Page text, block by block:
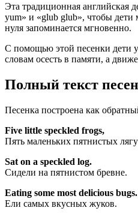
Эта традиционная английская
yum» и «glub glub», чтобы дети
нуля запоминается мгновенно.
С помощью этой песенки дети
словам осесть в памяти, а
Полный текст
Песенка построена как
Five little speckled frogs,
Пять маленьких пятнистых
Sat on a speckled log.
Сидели на пятнистом бревне.
Eating some most delicious bugs.
Ели самых вкусных жуков.